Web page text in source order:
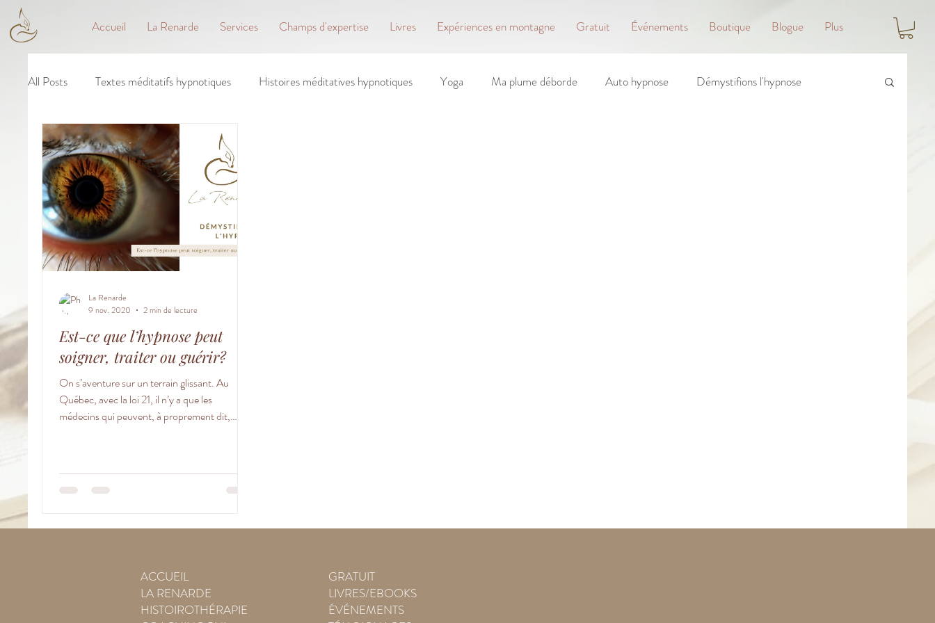
Accueil La Renarde Services Champs d'expertise Livres Expériences en montagne Gratuit Événements Boutique Blogue Plus
All Posts Textes méditatifs hypnotiques Histoires méditatives hypnotiques Yoga Ma plume déborde Auto hypnose Démystifions l'hypnose
Est-ce que l’hypnose peut
soigner, traiter ou guérir?
On s’aventure sur un terrain glissant. Au
Québec, avec la loi 21, il n’y a que les
médecins qui peuvent, à proprement dit,
La Renarde
9 nov. 2020
2 min de lecture
ACCUEIL
LA RENARDE
HISTOIROTHÉRAPIE
GRATUIT
LIVRES/EBOOKS
ÉVÉNEMENTS